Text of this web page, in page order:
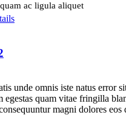
ac ligula aliquet
unde omnis iste natus error
egestas quam vitae fringilla
magni dolores